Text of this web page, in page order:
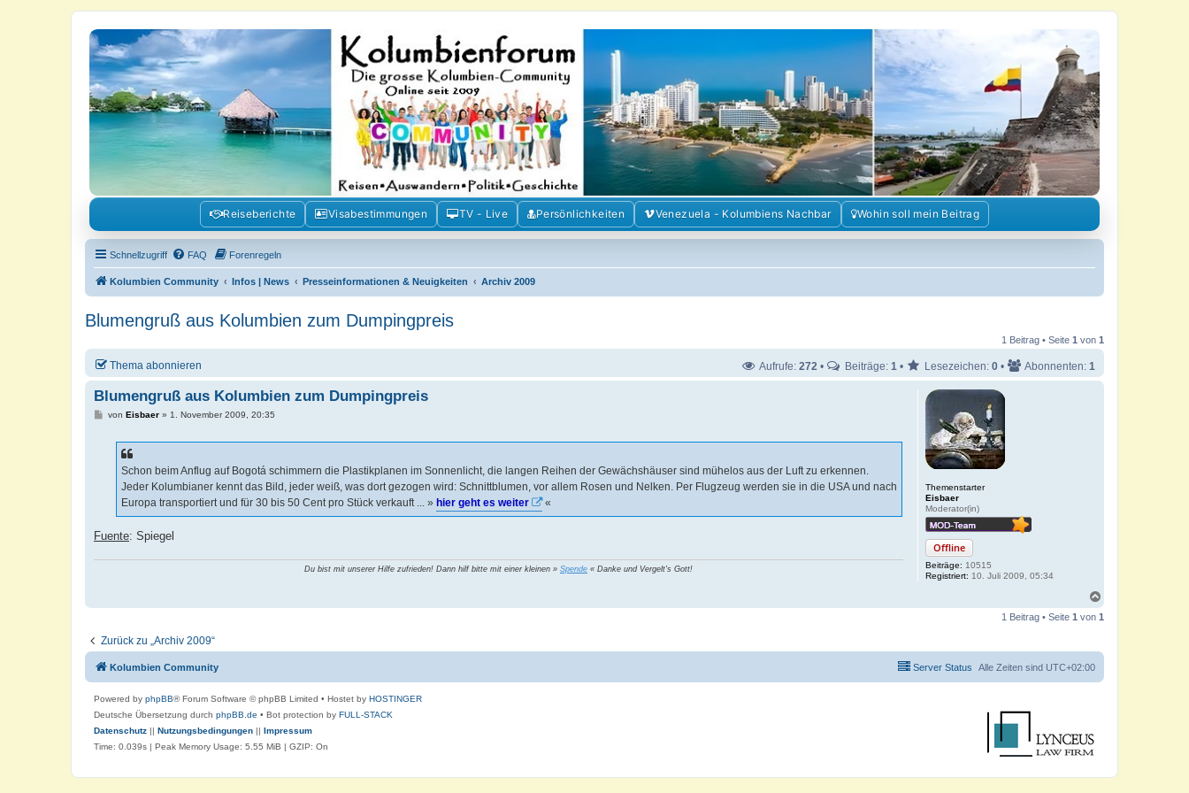
Kolumbienforum - Das grosse Forum der Freunde Kolumbiens
Reisen, Auswandern, Kultur, Politik, Geschichte und Visum in Kolumbien und Venezuela. Austausch, Erfahrungen und Gemeinschaft im Kolumbienforum
Reiseberichte Visabestimmungen TV - Live Persönlichkeiten Venezuela - Kolumbiens Nachbar Wohin soll mein Beitrag
Schnellzugriff FAQ Forenregeln
Kolumbien Community Infos | News Presseinformationen & Neuigkeiten Archiv 2009
Blumengruß aus Kolumbien zum Dumpingpreis
1 Beitrag • Seite 1 von 1
Thema abonnieren Aufrufe: 272 • Beiträge: 1 • Lesezeichen: 0 • Abonnenten: 1
Themenstarter
Eisbaer
Moderator(in)
Offline
Beiträge: 10515
Registriert: 10. Juli 2009, 05:34
Blumengruß aus Kolumbien zum Dumpingpreis
Bvon Eisbaer» 1. November 2009, 20:35
Schon beim Anflug auf Bogotá schimmern die Plastikplanen im Sonnenlicht, die langen Reihen der Gewächshäuser sind mühelos aus der Luft zu erkennen.
Jeder Kolumbianer kennt das Bild, jeder weiß, was dort gezogen wird: Schnittblumen, vor allem Rosen und Nelken. Per Flugzeug werden sie in die USA und nach
Europa transportiert und für 30 bis 50 Cent pro Stück verkauft ... » hier geht es weiter «
Fuente: Spiegel
Du bist mit unserer Hilfe zufrieden! Dann hilf bitte mit einer kleinen » Spende « Danke und Vergelt's Gott!
c
b
n
1 Beitrag • Seite 1 von 1
Zurück zu „Archiv 2009“
Kolumbien Community Alle Zeiten sind UTC+02:00
Server Status
Powered by phpBB® Forum Software © phpBB Limited • Hostet by HOSTINGER
Deutsche Übersetzung durch phpBB.de • Bot protection by FULL-STACK
Datenschutz || Nutzungsbedingungen || Impressum
Time: 0.039s | Peak Memory Usage: 5.55 MiB | GZIP: On